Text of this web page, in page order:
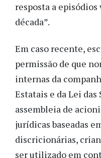
resposta a
década”.
Em caso recente,
permissão de que
internas da
Estatais e da Lei
assembleia de
jurídicas baseadas
discricionárias,
ser utilizado em